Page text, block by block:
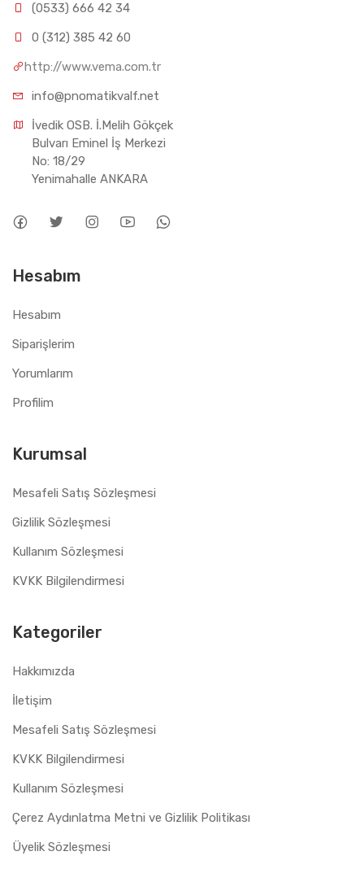
(0533) 666 42 34
0 (312) 385 42 60
http://www.vema.com.tr
info@pnomatikvalf.net
İvedik OSB. İ.Melih Gökçek
Bulvarı Eminel İş Merkezi
No: 18/29
Yenimahalle ANKARA
Hesabım
Hesabım
Siparişlerim
Yorumlarım
Profilim
Kurumsal
Mesafeli Satış Sözleşmesi
Gizlilik Sözleşmesi
Kullanım Sözleşmesi
KVKK Bilgilendirmesi
Kategoriler
Hakkımızda
İletişim
Mesafeli Satış Sözleşmesi
KVKK Bilgilendirmesi
Kullanım Sözleşmesi
Çerez Aydınlatma Metni ve Gizlilik Politikası
Üyelik Sözleşmesi